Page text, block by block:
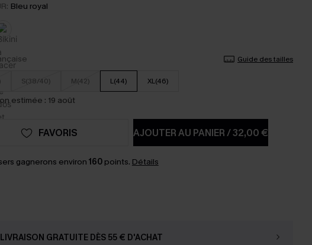
Bleu royal
Guide des tailles
S(38/40) M(42) L(44) XL(46)
estimée : 19 août
AJOUTER AU PANIER/32,00 €
FAVORIS
gagnerons environ 160points. Détails
LIVRAISON GRATUITE DÈS 55 € D'ACHAT